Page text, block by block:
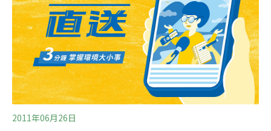
行，縣府有責任與義務保護水源安全。林聰賢指出，縣府
從公告到執行，有二個多月的緩衝時間，希望農民能提早
準備，要改採有機種植，農業、環保單位都要加強輔導，
其實這是老問題了，但一直都沒處理好造成「尾大不
掉」，縣府會管制與輔導並進，確保原鄉經濟產業與觀光
發展。
2011年06月26日